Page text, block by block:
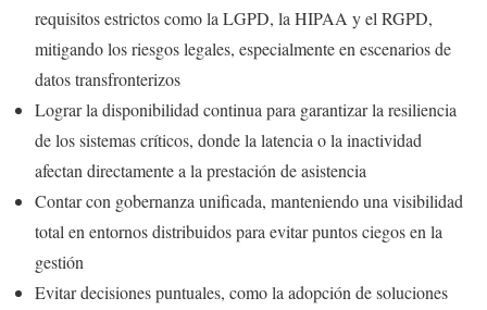
requisitos estrictos como la LGPD, la HIPAA y el RGPD,
mitigando los riesgos legales, especialmente en escenarios de
datos transfronterizos
Lograr la disponibilidad continua para garantizar la resiliencia
de los sistemas críticos, donde la latencia o la inactividad
afectan directamente a la prestación de asistencia
Contar con gobernanza unificada, manteniendo una visibilidad
total en entornos distribuidos para evitar puntos ciegos en la
gestión
Evitar decisiones puntuales, como la adopción de soluciones